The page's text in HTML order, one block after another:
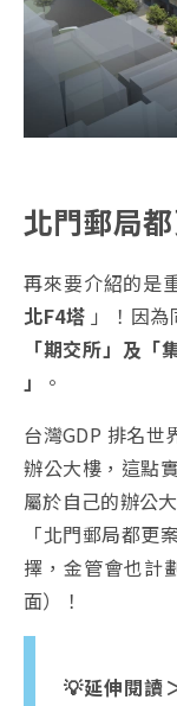
北門郵局
再來要介紹的
北F4塔 」！因
「期交所」及
」
。
台灣GDP 排名世
辦公大樓，這點
屬於自己的辦公
「北門郵局都更
擇，金管會也計
面）！
💡延伸閱讀